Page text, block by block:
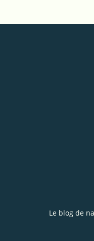
Le blog de